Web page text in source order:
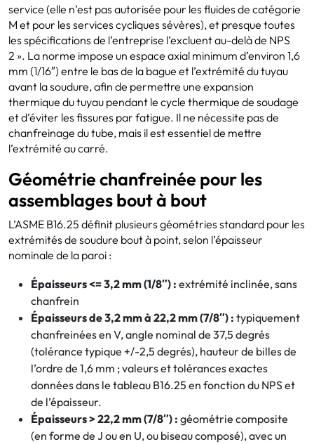
service (elle n’est pas autorisée pour les fluides de catégorie
M et pour les services cycliques sévères), et presque toutes
les spécifications de l’entreprise l’excluent au-delà de NPS
2 ». La norme impose un espace axial minimum d’environ 1,6
mm (1/16″) entre le bas de la bague et l’extrémité du tuyau
avant la soudure, afin de permettre une expansion
thermique du tuyau pendant le cycle thermique de soudage
et d’éviter les fissures par fatigue. Il ne nécessite pas de
chanfreinage du tube, mais il est essentiel de mettre
l’extrémité au carré.
Géométrie chanfreinée pour les
assemblages bout à bout
L’ASME B16.25 définit plusieurs géométries standard pour les
extrémités de soudure bout à point, selon l’épaisseur
nominale de la paroi :
Épaisseurs <= 3,2 mm (1/8″) : extrémité inclinée, sans
chanfrein
Épaisseurs de 3,2 mm à 22,2 mm (7/8″) : typiquement
chanfreinées en V, angle nominal de 37,5 degrés
(tolérance typique +/-2,5 degrés), hauteur de billes de
l’ordre de 1,6 mm ; valeurs et tolérances exactes
données dans le tableau B16.25 en fonction du NPS et
de l’épaisseur.
Épaisseurs > 22,2 mm (7/8″) : géométrie composite
(en forme de J ou en U, ou biseau composé), avec un